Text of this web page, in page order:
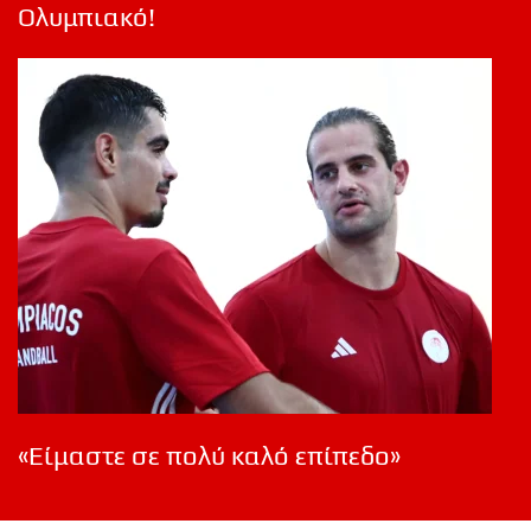
Ολυμπιακό!
«Είμαστε σε πολύ καλό επίπεδο»